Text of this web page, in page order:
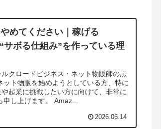
めてください｜稼げる
ボる仕組み”を作っている理
クロードビジネス・ネット物販師の黒
ト物販を始めようとしている方、特に
起業に挑戦したい方に向けて、非常に
し上げます。 Amaz...
2026.06.14